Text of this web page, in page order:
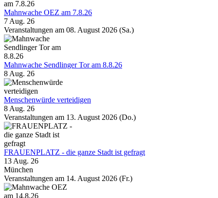
Mahnwache OEZ am 7.8.26
7 Aug. 26
Veranstaltungen am 08. August 2026 (Sa.)
Mahnwache Sendlinger Tor am 8.8.26
8 Aug. 26
Menschenwürde verteidigen
8 Aug. 26
Veranstaltungen am 13. August 2026 (Do.)
FRAUENPLATZ - die ganze Stadt ist gefragt
13 Aug. 26
München
Veranstaltungen am 14. August 2026 (Fr.)